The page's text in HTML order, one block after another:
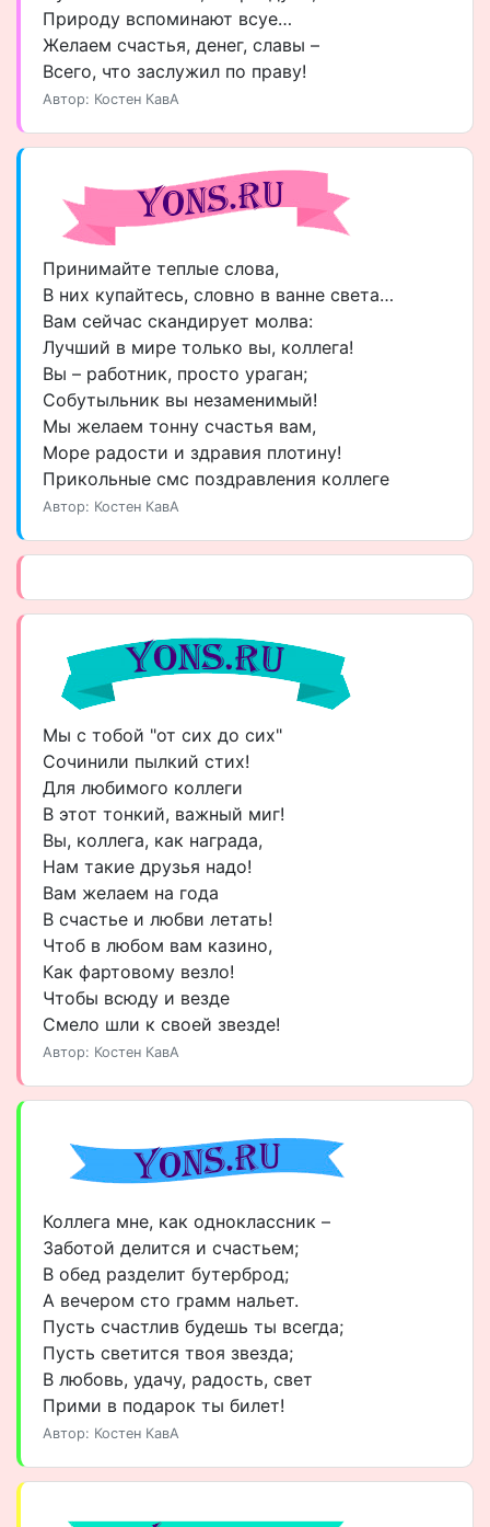
Природу вспоминают всуе…
Желаем счастья, денег, славы –
Всего, что заслужил по праву!
Автор: Костен КавА
Принимайте теплые слова,
В них купайтесь, словно в ванне света…
Вам сейчас скандирует молва:
Лучший в мире только вы, коллега!
Вы – работник, просто ураган;
Собутыльник вы незаменимый!
Мы желаем тонну счастья вам,
Море радости и здравия плотину!
Прикольные смс поздравления коллеге
Автор: Костен КавА
Мы с тобой "от сих до сих"
Сочинили пылкий стих!
Для любимого коллеги
В этот тонкий, важный миг!
Вы, коллега, как награда,
Нам такие друзья надо!
Вам желаем на года
В счастье и любви летать!
Чтоб в любом вам казино,
Как фартовому везло!
Чтобы всюду и везде
Смело шли к своей звезде!
Автор: Костен КавА
Коллега мне, как одноклассник –
Заботой делится и счастьем;
В обед разделит бутерброд;
А вечером сто грамм нальет.
Пусть счастлив будешь ты всегда;
Пусть светится твоя звезда;
В любовь, удачу, радость, свет
Прими в подарок ты билет!
Автор: Костен КавА